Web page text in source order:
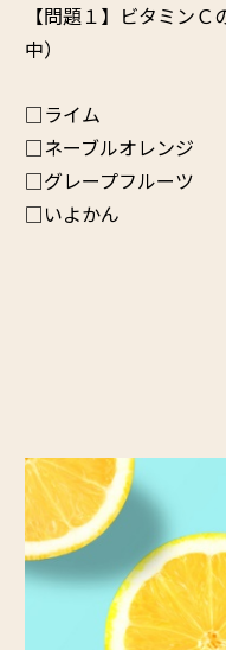
【問題１】ビタミン
中）
□ライム
□ネーブルオレンジ
□グレープフルーツ
□いよかん